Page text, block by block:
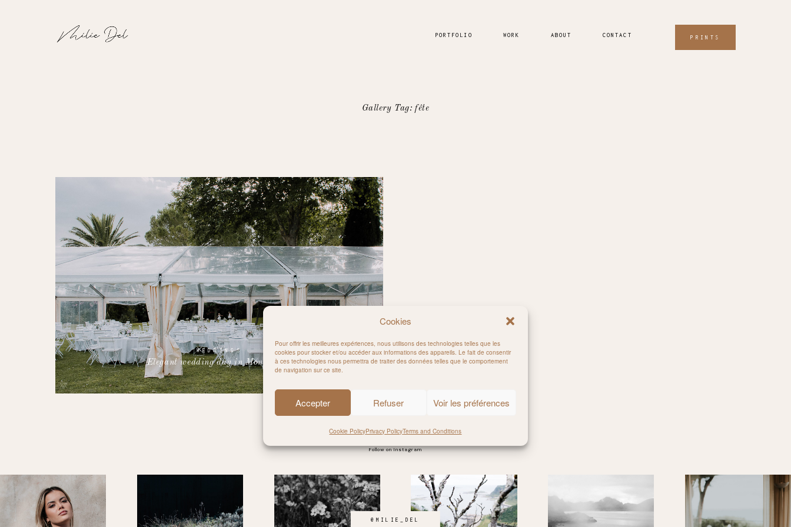
Cookies
Pour offrir les meilleures expériences, nous utilisons des technologies telles que les
cookies pour stocker et/ou accéder aux informations des appareils. Le fait de consentir
à ces technologies nous permettra de traiter des données telles que le comportement
de navigation sur ce site.
Accepter Refuser Voir les préférences
Cookie PolicyPrivacy PolicyTerms and Conditions
PORTFOLIO WORK ABOUT CONTACT PRINTS
Gallery Tag: fête
WEDDINGS
Elegant wedding day in Montpellier
Follow on Instagram
@MILIE_DEL